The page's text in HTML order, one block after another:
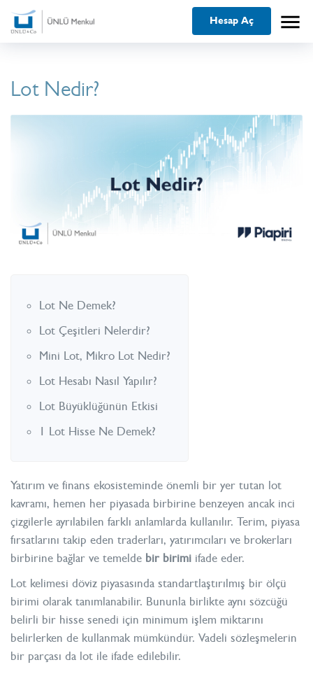
menu
Hesap Aç
Lot Nedir?
Lot Ne Demek?
Lot Çeşitleri Nelerdir?
Mini Lot, Mikro Lot Nedir?
Lot Hesabı Nasıl Yapılır?
Lot Büyüklüğünün Etkisi
1 Lot Hisse Ne Demek?
Yatırım ve finans ekosisteminde önemli bir yer tutan lot
kavramı, hemen her piyasada birbirine benzeyen ancak inci
çizgilerle ayrılabilen farklı anlamlarda kullanılır. Terim, piyasa
fırsatlarını takip eden traderları, yatırımcıları ve brokerları
birbirine bağlar ve temelde bir birimi ifade eder.
Lot kelimesi döviz piyasasında standartlaştırılmış bir ölçü
birimi olarak tanımlanabilir. Bununla birlikte aynı sözcüğü
belirli bir hisse senedi için minimum işlem miktarını
belirlerken de kullanmak mümkündür. Vadeli sözleşmelerin
bir parçası da lot ile ifade edilebilir.